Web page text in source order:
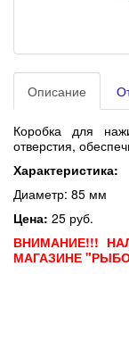
Описание
Коробка для
отверстия,
Характеристика:
Диаметр: 85 мм
Цена: 25 руб.
ВНИМАНИЕ!!!
МАГАЗИНЕ